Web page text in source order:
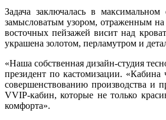
Задача заключалась в
замысловатым узором, отраженным на
восточных пейзажей висит над
украшена золотом, перламутром и
«Наша собственная дизайн-студия
президент по кастомизации.
совершенствованию производства и
VVIP-кабин, которые не только
комфорта».